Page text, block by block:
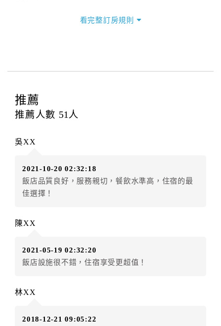
四、訂單異動
提出申辦不得異動訂單。
每筆訂單異動限定
辦理取消退款。
房者應補足差額。（限原訂飯店）
房者不得要求退其差額。（限原訂飯店）
五、保留住宿權益(保留住房)
（提出申辦日為保留起算日）
店客滿，敬請及早計畫，如逾時未提出申辦，視同無條
件放棄訂單（住宿權益）。 （限原訂飯店使用）
得辦理取消退款。
看完整訂房規則
推薦
推薦人數 51 人
吳XX
2021-10-20 02:32:18
飯店品質良好，服務親切，餐飲水準高，住宿的最
佳選擇！
陳XX
2021-05-19 02:32:20
飯店設施很不錯，住宿享受更超值！
林XX
2018-12-21 09:05:22